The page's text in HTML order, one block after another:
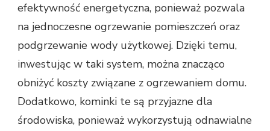
efektywność energetyczna, ponieważ pozwala
na jednoczesne ogrzewanie pomieszczeń oraz
podgrzewanie wody użytkowej. Dzięki temu,
inwestując w taki system, można znacząco
obniżyć koszty związane z ogrzewaniem domu.
Dodatkowo, kominki te są przyjazne dla
środowiska, ponieważ wykorzystują odnawialne